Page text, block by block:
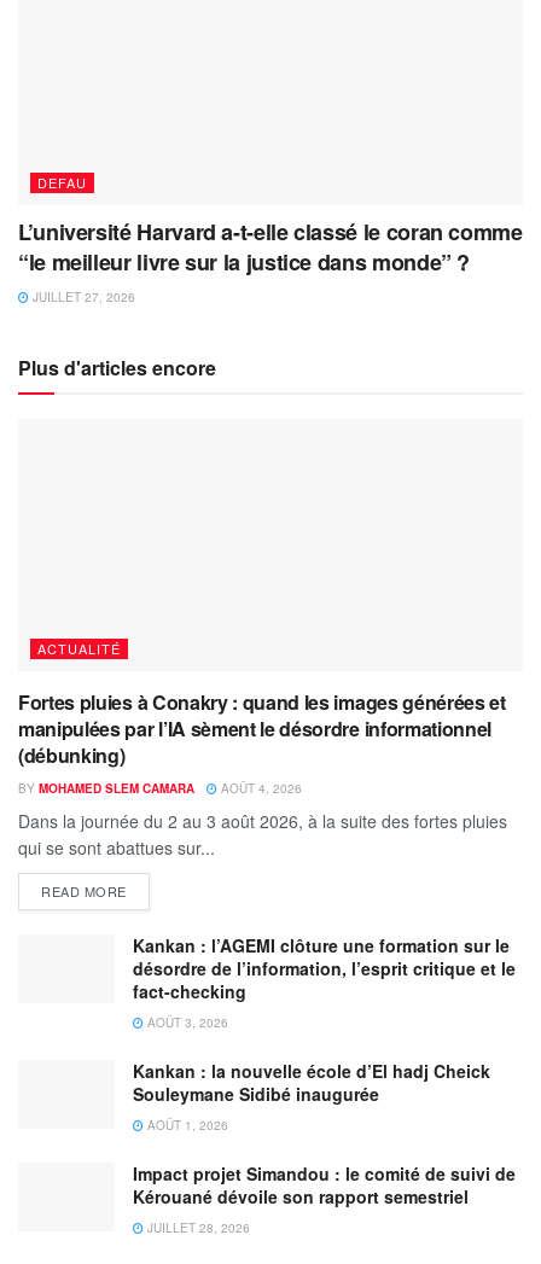
DEFAU
L’université Harvard a-t-elle classé le coran comme
“le meilleur livre sur la justice dans monde” ?
JUILLET 27, 2026
Plus d'articles encore
ACTUALITÉ
Fortes pluies à Conakry : quand les images générées et
manipulées par l’IA sèment le désordre informationnel
(débunking)
BY MOHAMED SLEM CAMARA AOÛT 4, 2026
Dans la journée du 2 au 3 août 2026, à la suite des fortes pluies
qui se sont abattues sur...
READ MORE
Kankan : l’AGEMI clôture une formation sur le
désordre de l’information, l’esprit critique et le
fact-checking
AOÛT 3, 2026
Kankan : la nouvelle école d’El hadj Cheick
Souleymane Sidibé inaugurée
AOÛT 1, 2026
Impact projet Simandou : le comité de suivi de
Kérouané dévoile son rapport semestriel
JUILLET 28, 2026